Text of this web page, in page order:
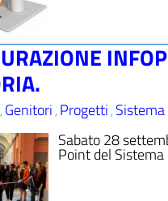
, Genitori, Progetti,
Sabato 28
Point del